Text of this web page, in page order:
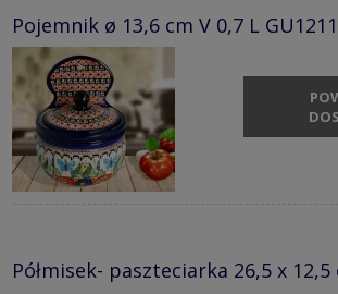
Pojemnik ø 13,6 cm V 0,7 L
Półmisek- paszteciarka 26,5 x 12,5